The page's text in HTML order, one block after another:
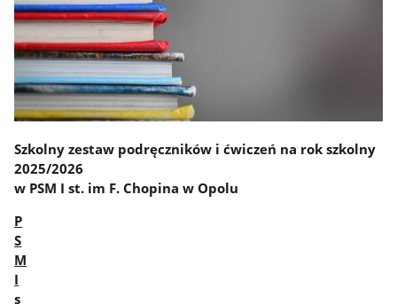
Szkolny zestaw podręczników i ćwiczeń na rok szkolny
2025/2026
w PSM I st. im F. Chopina w Opolu
P
S
M
I
s